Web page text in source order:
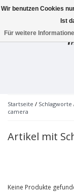
Toggle
Startseite / Schlagworte
camera
Artikel mit
Keine Produkte
Wir benutzen Cookies
Ist
Für weitere